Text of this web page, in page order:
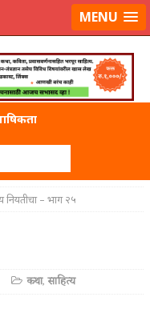
कराMENU
(COPPER)
नियतीचा – भाग २५
कथा,साहित्य